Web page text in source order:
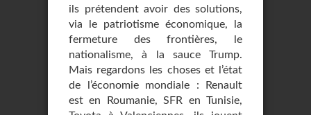
ils prétendent avoir des solutions,
via le patriotisme économique, la
fermeture des frontières, le
nationalisme, à la sauce Trump.
Mais regardons les choses et l’état
de l’économie mondiale : Renault
est en Roumanie, SFR en Tunisie,